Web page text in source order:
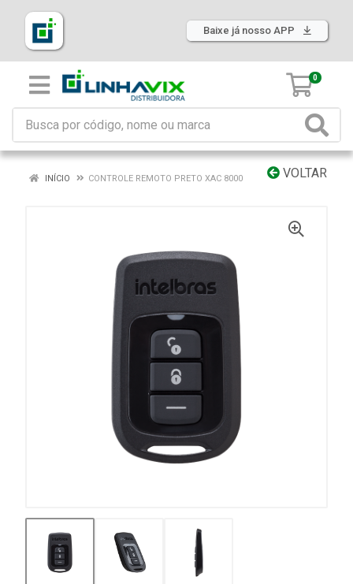
Baixe já nosso APP
0
VOLTAR
INÍCIO CONTROLE REMOTO PRETO XAC 8000